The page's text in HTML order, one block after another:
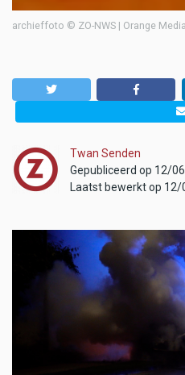
archieffoto © ZO-NWS | Orange Media
Twan Senden
Gepubliceerd op 12/
Laatst bewerkt op